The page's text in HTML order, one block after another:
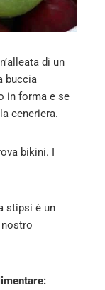
di un
buccia
in forma e se
ceneriera.
bikini. I
stipsi è un